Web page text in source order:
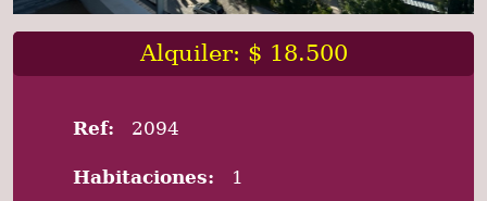
Alquiler: $ 18.500
Ref: 2094
Habitaciones: 1